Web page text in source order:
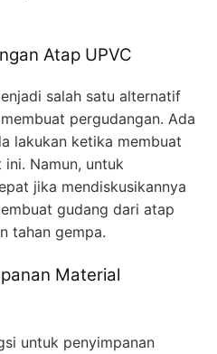
Atap UPVC
salah satu alternatif
pergudangan. Ada
lakukan ketika membuat
Namun, untuk
jika mendiskusikannya
gudang dari atap
tahan gempa.
Material
untuk penyimpanan